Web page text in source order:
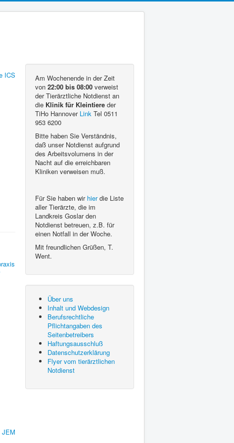
JEM
Am Wochenende in der Zeit
von 22:00 bis 08:00 verweist
der Tierärztliche Notdienst an
die Klinik für Kleintiere der
TiHo Hannover Link Tel 0511
953 6200
Bitte haben Sie Verständnis,
daß unser Notdienst aufgrund
des Arbeitsvolumens in der
Nacht auf die erreichbaren
Kliniken verweisen muß.
Für Sie haben wir hierdie Liste
aller Tierärzte, die im
Landkreis Goslar den
Notdienst betreuen, z.B. für
einen Notfall in der Woche.
Mit freundlichen Grüßen, T.
Went.
Über uns
Inhalt und Webdesign
Berufsrechtliche
Pflichtangaben des
Seitenbetreibers
Haftungsausschluß
Datenschutzerklärung
Flyer vom tierärztlichen
Notdienst